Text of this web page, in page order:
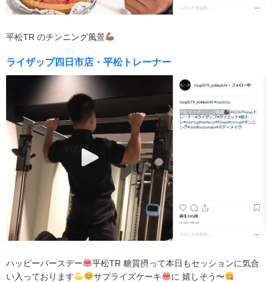
平松TR のチンニング風景
ライザップ四日市店・平松トレーナー
ハッピーバースデー
平松TR 糖質摂って本日もセッションに気合
い入っております
サプライズケーキ に 嬉しそう〜